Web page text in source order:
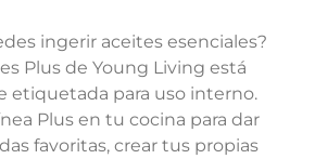
ingerir aceites esenciales?
Plus de Young Living está
etiquetada para uso interno.
Plus en tu cocina para dar
favoritas, crear tus propias